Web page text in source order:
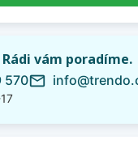
vám poradíme.
570mail_outline